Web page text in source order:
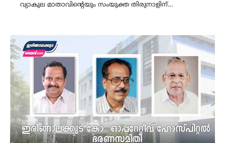
വ്യാകുല മാതാവിൻ്റെയും സംയുക്ത തിരുനാളിന്…